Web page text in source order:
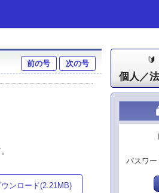
前の号 次の号
ンロード(2.21MB)
個人／
パスワー